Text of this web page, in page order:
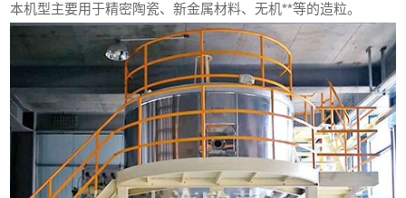
本机型主要用于精密陶瓷、新金属材料、无机**等的造粒。